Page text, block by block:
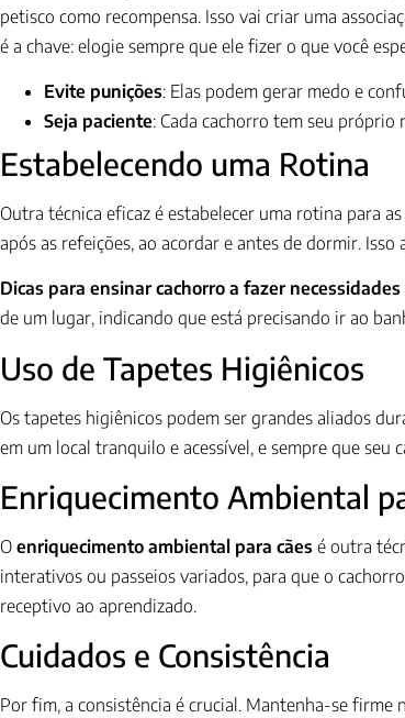
petisco como recompensa. Isso vai criar uma
é a chave: elogie sempre que ele fizer o que você
Evite punições: Elas podem gerar medo e
Seja paciente: Cada cachorro tem seu
Estabelecendo uma Rotina
Outra técnica eficaz é estabelecer uma rotina para
após as refeições, ao acordar e antes de dormir.
Dicas para ensinar cachorro a fazer
de um lugar, indicando que está precisando ir ao
Uso de Tapetes Higiênicos
Os tapetes higiênicos podem ser grandes aliados
em um local tranquilo e acessível, e sempre que seu
Enriquecimento Ambiental
O enriquecimento ambiental para cães é outra
interativos ou passeios variados, para que o
receptivo ao aprendizado.
Cuidados e Consistência
Por fim, a consistência é crucial. Mantenha-se firme